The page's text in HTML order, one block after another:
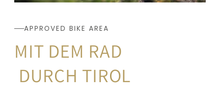
APPROVED BIKE AREA
MIT DEM RAD
DURCH TIROL